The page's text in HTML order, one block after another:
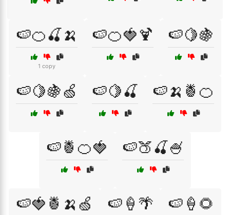
🍉🍊🍒🍌
1 copy
🍉🍊🍓🍹 🍉🍋🍇
🍉🍋🍇🍏 🍉🍋🍒 🍉🍌🍍🍊
🍉🍍🍊🍓 🍉🍑🍒🍧
🍉🍓🍍🍌🍏 🍉🍦🌴 🍉🍦🌻